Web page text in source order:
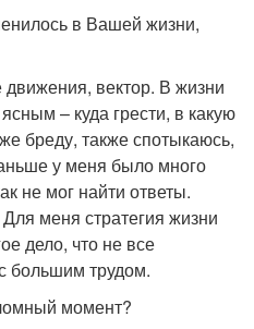
в Вашей жизни,
вектор. В жизни
– куда грести, в какую
бреду, также спотыкаюсь,
у меня было много
не мог найти ответы.
меня стратегия жизни
дело, что не все
большим трудом.
момент?